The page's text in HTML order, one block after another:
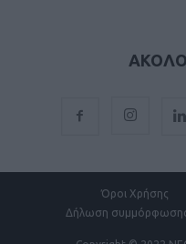
Όροι Χρήσης
Δήλωση